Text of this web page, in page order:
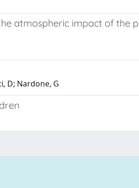
atmospheric impact of the
D; Nardone, G